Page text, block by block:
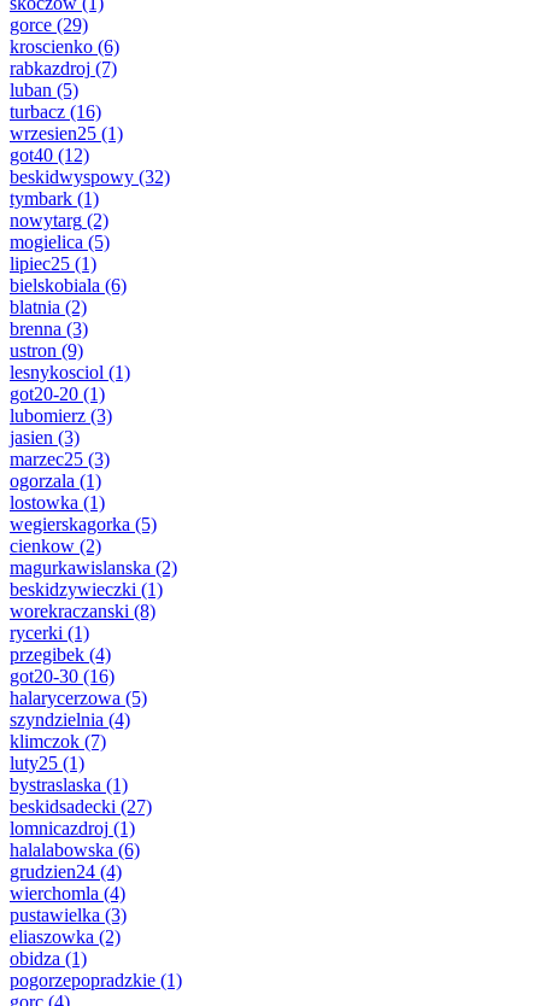
gorce (29)
kroscienko (6)
rabkazdroj (7)
luban (5)
turbacz (16)
wrzesien25 (1)
got40 (12)
beskidwyspowy (32)
tymbark (1)
nowytarg (2)
mogielica (5)
lipiec25 (1)
bielskobiala (6)
blatnia (2)
brenna (3)
ustron (9)
lesnykosciol (1)
got20-20 (1)
lubomierz (3)
jasien (3)
marzec25 (3)
ogorzala (1)
lostowka (1)
wegierskagorka (5)
cienkow (2)
magurkawislanska (2)
beskidzywieczki (1)
worekraczanski (8)
rycerki (1)
przegibek (4)
got20-30 (16)
halarycerzowa (5)
szyndzielnia (4)
klimczok (7)
luty25 (1)
bystraslaska (1)
beskidsadecki (27)
lomnicazdroj (1)
halalabowska (6)
grudzien24 (4)
wierchomla (4)
pustawielka (3)
eliaszowka (2)
obidza (1)
pogorzepopradzkie (1)